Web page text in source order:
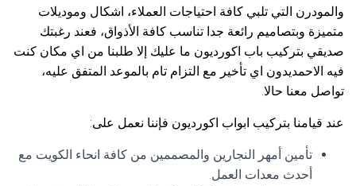
والمودرن التي تلبي كافة احتياجات العملاء، اشكال وموديلات
متميزة وبتصاميم رائعة جدا تناسب كافة الأذواق، فعند رغبتك
صديقي بتركيب باب اكورديون ما عليك إلا طلبنا من اي مكان كنت
فيه الاحمديدون اي تأخير مع التزام تام بالموعد المتفق عليه،
تواصل معنا حالا.
عند قيامنا بتركيب ابواب اكورديون فإننا نعمل على:
تأمين أمهر النجارين والمصممين من كافة انحاء الكويت مع
أحدث معدات العمل.